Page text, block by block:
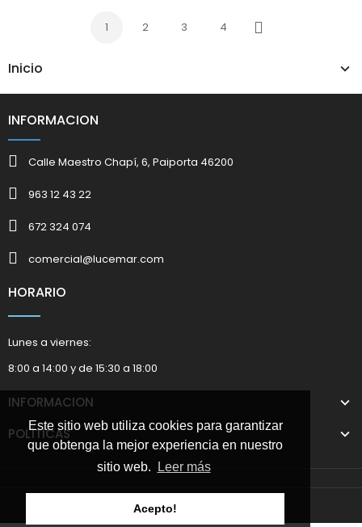
Este sitio web utiliza cookies para garantizar
que obtenga la mejor experiencia en nuestro
sitio web.
Leer más
Acepto!
Inicio
1 2 3 4
Siguiente
INFORMACION
Calle Maestro Chapí, 6, Paiporta 46200
963 12 43 22
672 324 074
comercial@lucemar.com
HORARIO
Lunes a viernes:
8:00 a 14:00 y de 15:30 a 18:00
INFORMACION
POLÍTICAS
2025 © Marketing Suministros Lucemar